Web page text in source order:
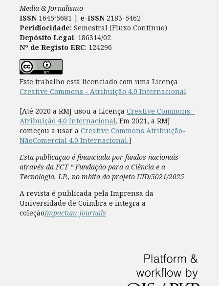
Media & Jornalismo
ISSN 1645‘5681 | e-ISSN2183-5462
Peridiocidade: Semestral (Fluxo Contínuo)
Depósito Legal: 186314/02
Nº de Registo ERC: 124296
Este trabalho está licenciado com uma Licença
Creative Commons - Atribuição 4.0 Internacional.
[Até 2020 a RMJ usou a Licença Creative Commons -
Atribuição 4.0 Internacional. Em 2021, a RMJ
começou a usar a Creative Commons Atribuição-
NãoComercial 4.0 Internacional.]
Esta publicação é financiada por fundos nacionais
através da FCT “ Fundação para a Ciência e a
Tecnologia, I.P., no mbito do projeto UID/5021/2025
A revista é publicada pela Imprensa da
Universidade de Coimbra e integra a
coleçãoImpactum Journals